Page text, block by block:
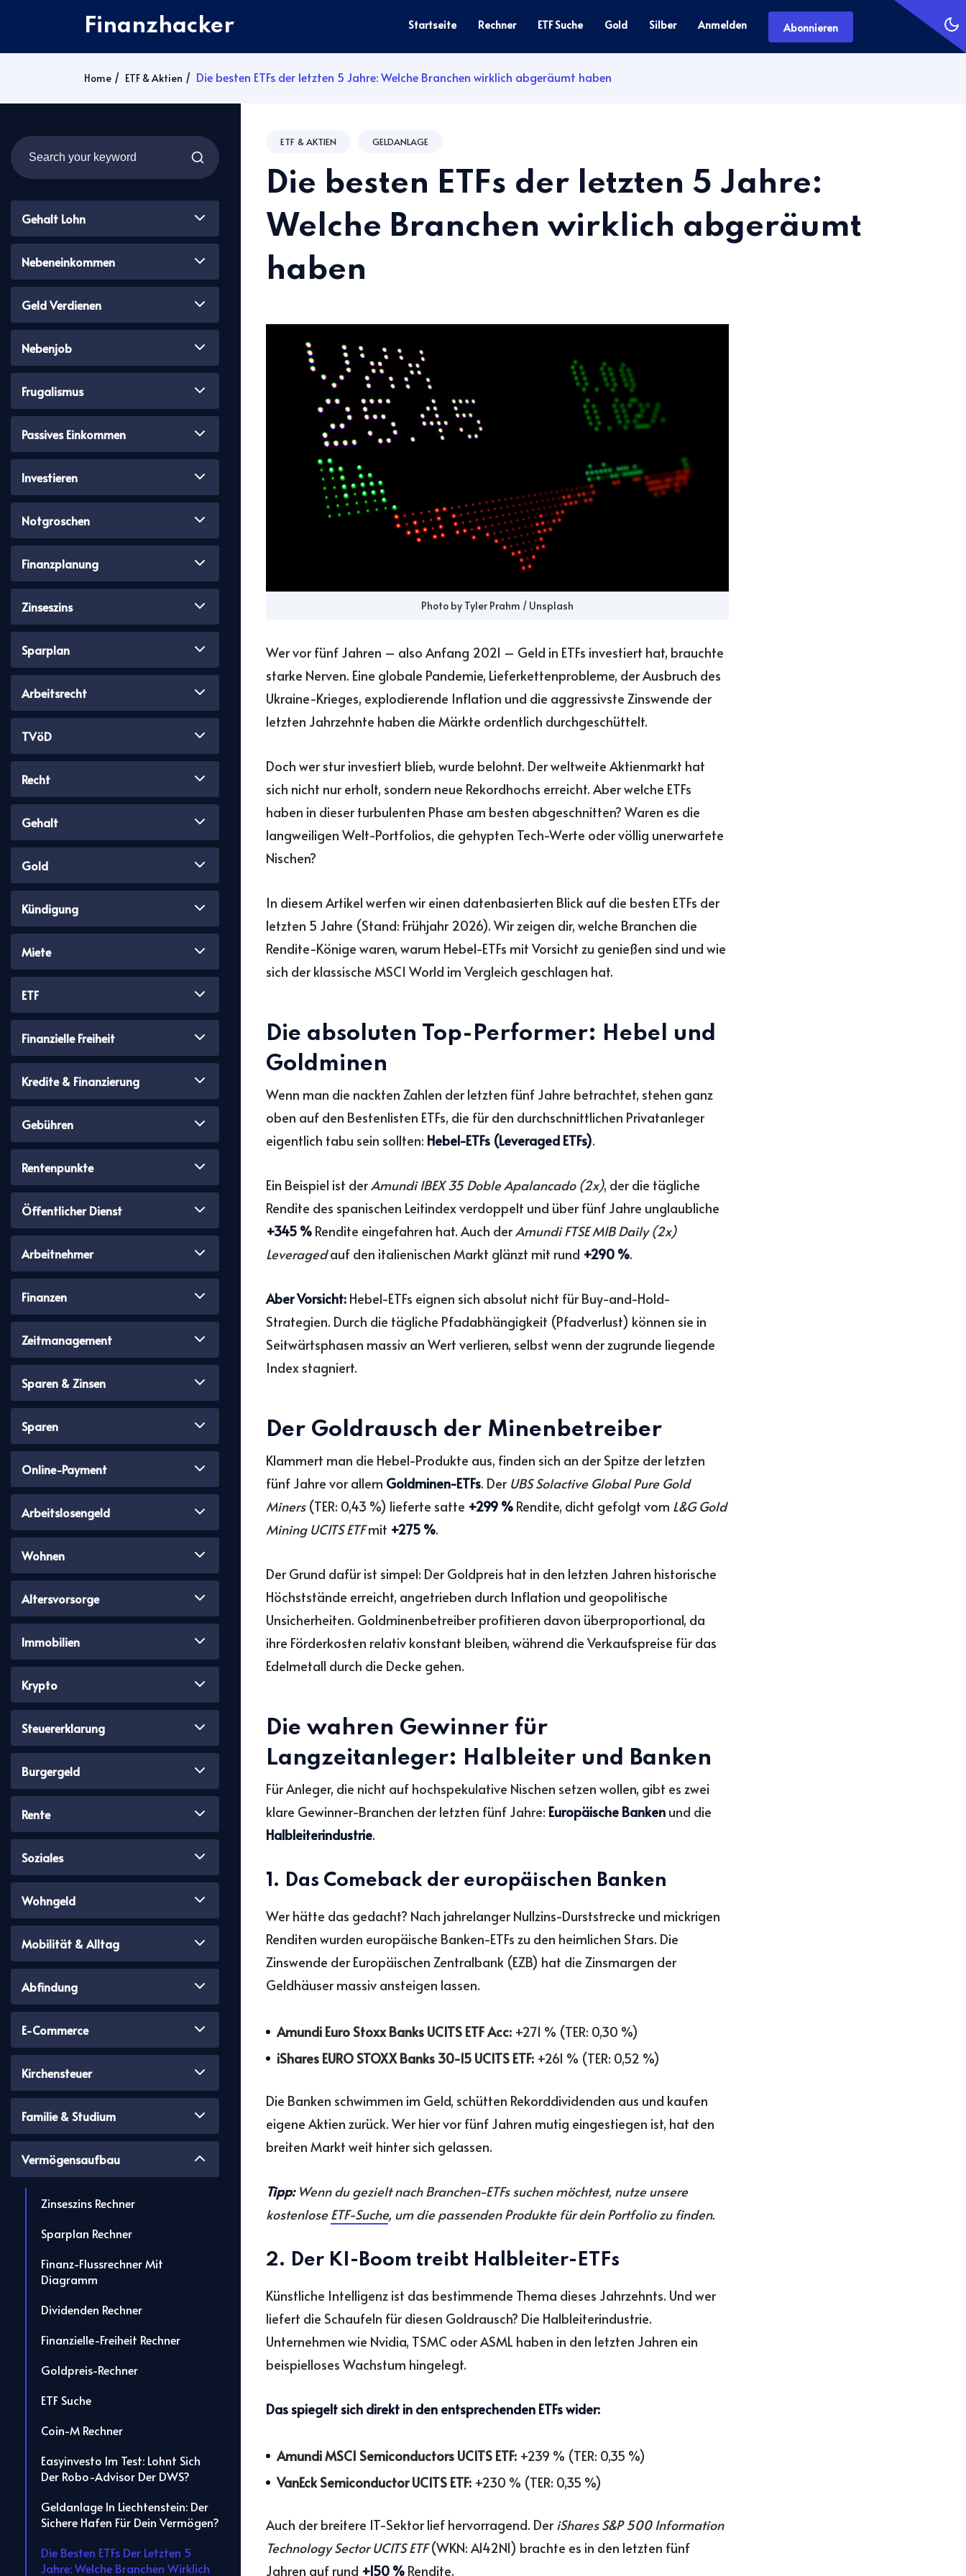
Finanzhacker Startseite Rechner ETF Suche Gold Silber Anmelden Abonnieren
Home ETF & Aktien Die besten ETFs der letzten 5 Jahre: Welche Branchen wirklich abgeräumt haben
Gehalt Lohn
Nebeneinkommen
Geld Verdienen
Nebenjob
Frugalismus
Passives Einkommen
Investieren
Notgroschen
Finanzplanung
Zinseszins
Sparplan
Arbeitsrecht
TVöD
Recht
Gehalt
Gold
Kündigung
Miete
ETF
Finanzielle Freiheit
Kredite & Finanzierung
Gebühren
Rentenpunkte
Öffentlicher Dienst
Arbeitnehmer
Finanzen
Zeitmanagement
Sparen & Zinsen
Sparen
Online-Payment
Arbeitslosengeld
Wohnen
Altersvorsorge
Immobilien
Krypto
Steuererklarung
Burgergeld
Rente
Soziales
Wohngeld
Mobilität & Alltag
Abfindung
E-Commerce
Kirchensteuer
Familie & Studium
Vermögensaufbau
Zinseszins Rechner
Sparplan Rechner
Finanz-Flussrechner Mit
Diagramm
Dividenden Rechner
Finanzielle-Freiheit Rechner
Goldpreis-Rechner
ETF Suche
Coin-M Rechner
Easyinvesto Im Test: Lohnt Sich
Der Robo-Advisor Der DWS?
Geldanlage In Liechtenstein: Der
Sichere Hafen Für Dein Vermögen?
Die Besten ETFs Der Letzten 5
Jahre: Welche Branchen Wirklich
ETF & AKTIEN GELDANLAGE
Die besten ETFs der letzten 5 Jahre:
Welche Branchen wirklich abgeräumt
haben
Photo by Tyler Prahm / Unsplash
Wer vor fünf Jahren – also Anfang 2021 – Geld in ETFs investiert hat, brauchte
starke Nerven. Eine globale Pandemie, Lieferkettenprobleme, der Ausbruch des
Ukraine-Krieges, explodierende Inflation und die aggressivste Zinswende der
letzten Jahrzehnte haben die Märkte ordentlich durchgeschüttelt.
Doch wer stur investiert blieb, wurde belohnt. Der weltweite Aktienmarkt hat
sich nicht nur erholt, sondern neue Rekordhochs erreicht. Aber welche ETFs
haben in dieser turbulenten Phase am besten abgeschnitten? Waren es die
langweiligen Welt-Portfolios, die gehypten Tech-Werte oder völlig unerwartete
Nischen?
In diesem Artikel werfen wir einen datenbasierten Blick auf die besten ETFs der
letzten 5 Jahre (Stand: Frühjahr 2026). Wir zeigen dir, welche Branchen die
Rendite-Könige waren, warum Hebel-ETFs mit Vorsicht zu genießen sind und wie
sich der klassische MSCI World im Vergleich geschlagen hat.
Die absoluten Top-Performer: Hebel und
Goldminen
Wenn man die nackten Zahlen der letzten fünf Jahre betrachtet, stehen ganz
oben auf den Bestenlisten ETFs, die für den durchschnittlichen Privatanleger
eigentlich tabu sein sollten: Hebel-ETFs (Leveraged ETFs).
Ein Beispiel ist derAmundi IBEX 35 Doble Apalancado (2x), der die tägliche
Rendite des spanischen Leitindex verdoppelt und über fünf Jahre unglaubliche
+345 % Rendite eingefahren hat. Auch derAmundi FTSE MIB Daily (2x)
Leveragedauf den italienischen Markt glänzt mit rund +290 %.
Aber Vorsicht: Hebel-ETFs eignen sich absolut nicht für Buy-and-Hold-
Strategien. Durch die tägliche Pfadabhängigkeit (Pfadverlust) können sie in
Seitwärtsphasen massiv an Wert verlieren, selbst wenn der zugrunde liegende
Index stagniert.
Der Goldrausch der Minenbetreiber
Klammert man die Hebel-Produkte aus, finden sich an der Spitze der letzten
fünf Jahre vor allem Goldminen-ETFs. Der UBS Solactive Global Pure Gold
Miners(TER: 0,43 %) lieferte satte +299 % Rendite, dicht gefolgt vom L&G Gold
Mining UCITS ETFmit +275 %.
Der Grund dafür ist simpel: Der Goldpreis hat in den letzten Jahren historische
Höchststände erreicht, angetrieben durch Inflation und geopolitische
Unsicherheiten. Goldminenbetreiber profitieren davon überproportional, da
ihre Förderkosten relativ konstant bleiben, während die Verkaufspreise für das
Edelmetall durch die Decke gehen.
Die wahren Gewinner für
Langzeitanleger: Halbleiter und Banken
Für Anleger, die nicht auf hochspekulative Nischen setzen wollen, gibt es zwei
klare Gewinner-Branchen der letzten fünf Jahre: Europäische Banken und die
Halbleiterindustrie.
1. Das Comeback der europäischen Banken
Wer hätte das gedacht? Nach jahrelanger Nullzins-Durststrecke und mickrigen
Renditen wurden europäische Banken-ETFs zu den heimlichen Stars. Die
Zinswende der Europäischen Zentralbank (EZB) hat die Zinsmargen der
Geldhäuser massiv ansteigen lassen.
Amundi Euro Stoxx Banks UCITS ETF Acc: +271 % (TER: 0,30 %)
iShares EURO STOXX Banks 30-15 UCITS ETF: +261 % (TER: 0,52 %)
Die Banken schwimmen im Geld, schütten Rekorddividenden aus und kaufen
eigene Aktien zurück. Wer hier vor fünf Jahren mutig eingestiegen ist, hat den
breiten Markt weit hinter sich gelassen.
Tipp:Wenn du gezielt nach Branchen-ETFs suchen möchtest, nutze unsere
kostenlose ETF-Suche, um die passenden Produkte für dein Portfolio zu finden.
2. Der KI-Boom treibt Halbleiter-ETFs
Künstliche Intelligenz ist das bestimmende Thema dieses Jahrzehnts. Und wer
liefert die Schaufeln für diesen Goldrausch? Die Halbleiterindustrie.
Unternehmen wie Nvidia, TSMC oder ASML haben in den letzten Jahren ein
beispielloses Wachstum hingelegt.
Das spiegelt sich direkt in den entsprechenden ETFs wider:
Amundi MSCI Semiconductors UCITS ETF: +239 % (TER: 0,35 %)
VanEck Semiconductor UCITS ETF: +230 % (TER: 0,35 %)
Auch der breitere IT-Sektor lief hervorragend. DeriShares S&P 500 Information
Technology Sector UCITS ETF(WKN: A142N1) brachte es in den letzten fünf
Jahren auf rund +150 % Rendite.